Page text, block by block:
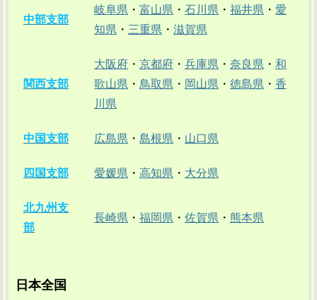
中部支部
岐阜県 ・ 富山県 ・ 石川県 ・ 福井県 ・ 愛
知県 ・ 三重県 ・ 滋賀県
関西支部
大阪府 ・ 京都府 ・ 兵庫県 ・ 奈良県 ・ 和
歌山県 ・ 鳥取県 ・ 岡山県 ・ 徳島県 ・ 香
川県
中国支部 広島県 ・ 島根県 ・ 山口県
四国支部 愛媛県 ・ 高知県 ・ 大分県
北九州支
部
長崎県 ・ 福岡県 ・ 佐賀県 ・ 熊本県
日本全国